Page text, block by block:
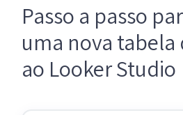
Passo a passo
uma nova
ao Looker Studio